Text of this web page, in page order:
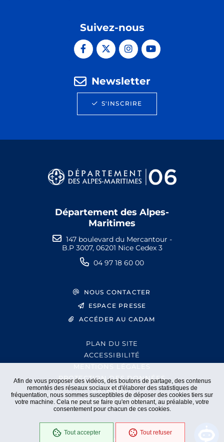
Afin de vous proposer des vidéos, des boutons de partage, des contenus
remontés des réseaux sociaux et d'élaborer des statistiques de
fréquentation, nous sommes susceptibles de déposer des cookies tiers sur
votre machine. Cela ne peut se faire qu'en obtenant, au préalable, votre
consentement pour chacun de ces cookies.
Tout accepter Tout refuser
Suivez-nous
Newsletter
S'INSCRIRE
Département des Alpes-
Maritimes
147 boulevard du Mercantour -
B.P 3007, 06201 Nice Cedex 3
04 97 18 60 00
NOUS CONTACTER
ESPACE PRESSE
ACCÉDER AU CADAM
PLAN DU SITE
ACCESSIBILITÉ
MENTIONS LÉGALES
PROTECTION DES DONNÉES
EXTRANET
GESTION DES COOKIES
En cours